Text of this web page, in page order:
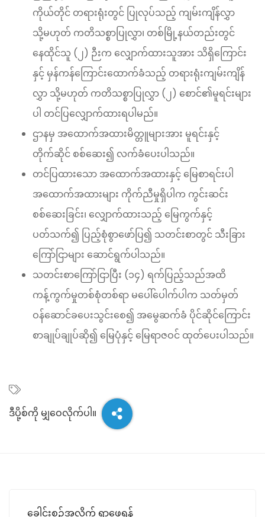
ကိုယ်တိုင် တရားရုံးတွင် ပြုလုပ်သည့် ကျမ်းကျိန်လွှာ
သို့မဟုတ် ကတိသစ္စာပြုလွှာ၊ တစ်မြို့နယ်တည်းတွင်
နေထိုင်သူ (၂) ဉီးက လျှောက်ထားသူအား သိရှိကြောင်း
နှင့် မှန်ကန်ကြောင်းထောက်ခံသည့် တရားရုံးကျမ်းကျိန်
လွှာ သို့မဟုတ် ကတိသစ္စာပြုလွှာ (၂) စောင်၏မူရင်းများ
ပါ တင်ပြလျှောက်ထားရပါမည်။
ဌာနမှ အထောက်အထားမိတ္တူများအား မူရင်းနှင့်
တိုက်ဆိုင် စစ်ဆေး၍ လက်ခံပေးပါသည်။
တင်ပြထားသော အထောက်အထားနှင့် မြေစာရင်းပါ
အထောက်အထားများ ကိုက်ညီမှုရှိပါက ကွင်းဆင်း
စစ်ဆေးခြင်း၊ လျှောက်ထားသည့် မြေကွက်နှင့်
ပတ်သက်၍ ပြည့်စုံစွာဖော်ပြ၍ သတင်းစာတွင် သီးခြား
ကြော်ငြာများ ဆောင်ရွက်ပါသည်။
သတင်းစာကြော်ငြာပြီး (၁၄) ရက်ပြည့်သည်အထိ
ကန့်ကွက်မှုတစ်စုံတစ်ရာ မပေါ်ပေါက်ပါက သတ်မှတ်
ဝန်ဆောင်ခပေးသွင်းစေ၍ အမွေဆက်ခံ ပိုင်ဆိုင်ကြောင်း
စာချုပ်ချုပ်ဆို၍ မြေပုံနှင့် မြေရာဇဝင် ထုတ်ပေးပါသည်။
ဒီပို့စ်ကို မျှ‌ဝေလိုက်ပါ။
ခေါင်းစဉ်အလိုက် ရှာဖွေရန်